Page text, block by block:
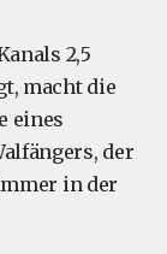
2,5
macht die
eines
der
in der